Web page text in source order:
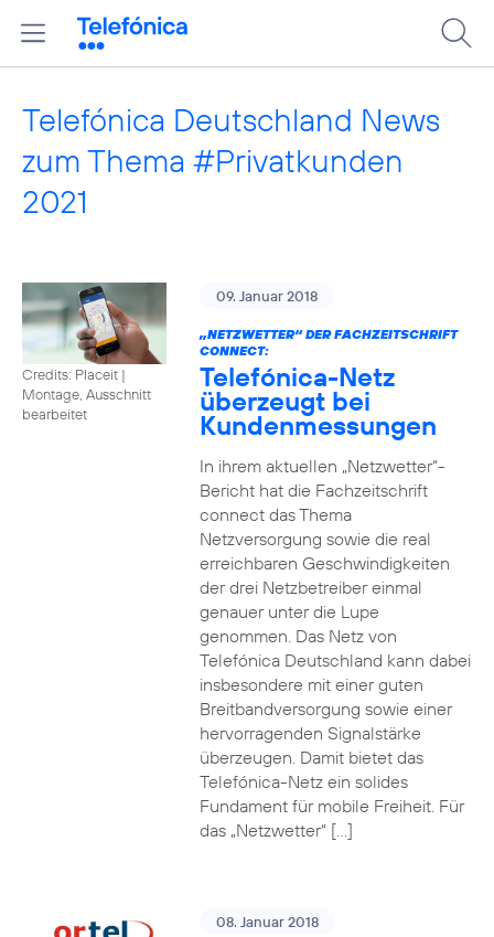
Telefónica Deutschland News
zum Thema #Privatkunden
2021
Credits: Placeit |
Montage, Ausschnitt
bearbeitet
09. Januar 2018
„NETZWETTER“ DER FACHZEITSCHRIFT
CONNECT:
Telefónica-Netz
überzeugt bei
Kundenmessungen
In ihrem aktuellen „Netzwetter“-
Bericht hat die Fachzeitschrift
connect das Thema
Netzversorgung sowie die real
erreichbaren Geschwindigkeiten
der drei Netzbetreiber einmal
genauer unter die Lupe
genommen. Das Netz von
Telefónica Deutschland kann dabei
insbesondere mit einer guten
Breitbandversorgung sowie einer
hervorragenden Signalstärke
überzeugen. Damit bietet das
Telefónica-Netz ein solides
Fundament für mobile Freiheit. Für
das „Netzwetter“ […]
08. Januar 2018